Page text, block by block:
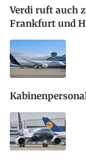
Verdi ruft auch
Frankfurt und